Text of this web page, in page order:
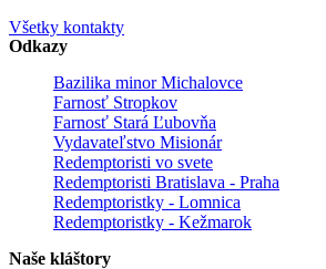
Všetky kontakty
Odkazy
Bazilika minor Michalovce
Farnosť Stropkov
Farnosť Stará Ľubovňa
Vydavateľstvo Misionár
Redemptoristi vo svete
Redemptoristi Bratislava - Praha
Redemptoristky - Lomnica
Redemptoristky - Kežmarok
Naše kláštory